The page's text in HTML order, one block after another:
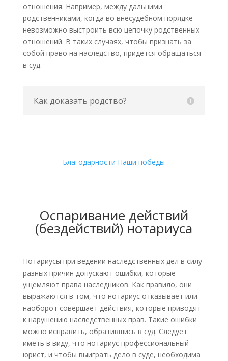
отношения. Например, между дальними
родственниками, когда во внесудебном порядке
невозможно выстроить всю цепочку родственных
отношений. В таких случаях, чтобы признать за
собой право на наследство, придется обращаться
в суд.
Как доказать родство?
Благодарности Наши победы
Оспаривание действий
(бездействий) нотариуса
Нотариусы при ведении наследственных дел в силу
разных причин допускают ошибки, которые
ущемляют права наследников. Как правило, они
выражаются в том, что нотариус отказывает или
наоборот совершает действия, которые приводят
к нарушению наследственных прав. Такие ошибки
можно исправить, обратившись в суд. Следует
иметь в виду, что нотариус профессиональный
юрист, и чтобы выиграть дело в суде, необходима